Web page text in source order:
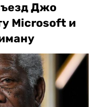
Джо
Microsoft и